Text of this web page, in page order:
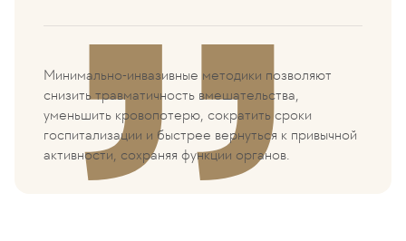
Минимально-инвазивные методики позволяют
снизить травматичность вмешательства,
уменьшить кровопотерю, сократить сроки
госпитализации и быстрее вернуться к привычной
активности, сохраняя функции органов.